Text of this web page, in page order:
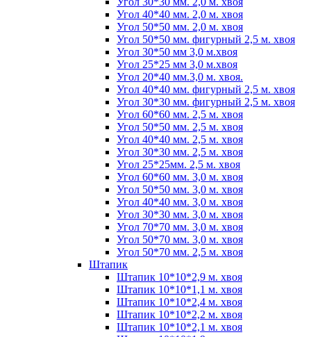
Угол 40*40 мм. 2,0 м. хвоя
Угол 50*50 мм. 2,0 м. хвоя
Угол 50*50 мм. фигурный 2,5 м. хвоя
Угол 30*50 мм 3,0 м.хвоя
Угол 25*25 мм 3,0 м.хвоя
Угол 20*40 мм.3,0 м. хвоя.
Угол 40*40 мм. фигурный 2,5 м. хвоя
Угол 30*30 мм. фигурный 2,5 м. хвоя
Угол 60*60 мм. 2,5 м. хвоя
Угол 50*50 мм. 2,5 м. хвоя
Угол 40*40 мм. 2,5 м. хвоя
Угол 30*30 мм. 2,5 м. хвоя
Угол 25*25мм. 2,5 м. хвоя
Угол 60*60 мм. 3,0 м. хвоя
Угол 50*50 мм. 3,0 м. хвоя
Угол 40*40 мм. 3,0 м. хвоя
Угол 30*30 мм. 3,0 м. хвоя
Угол 70*70 мм. 3,0 м. хвоя
Угол 50*70 мм. 3,0 м. хвоя
Угол 50*70 мм. 2,5 м. хвоя
Штапик
Штапик 10*10*2,9 м. хвоя
Штапик 10*10*1,1 м. хвоя
Штапик 10*10*2,4 м. хвоя
Штапик 10*10*2,2 м. хвоя
Штапик 10*10*2,1 м. хвоя